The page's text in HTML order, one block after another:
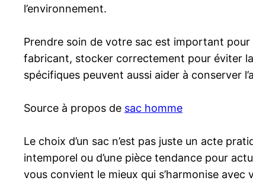
l’environnement.
Prendre soin de votre sac est important
fabricant, stocker correctement pour éviter
spécifiques peuvent aussi aider à conserver
Source à propos de sac homme
Le choix d’un sac n’est pas juste un acte
intemporel ou d’une pièce tendance pour
vous convient le mieux qui s’harmonise